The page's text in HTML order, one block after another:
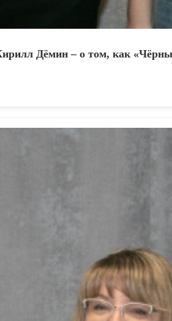
Дёмин – о том, как